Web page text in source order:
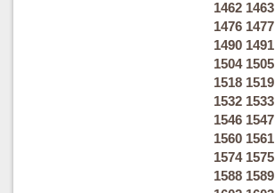
1462 1463
1476 1477
1490 1491
1504 1505
1518 1519
1532 1533
1546 1547
1560 1561
1574 1575
1588 1589